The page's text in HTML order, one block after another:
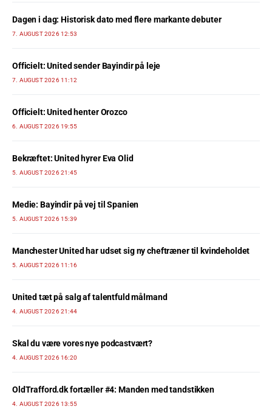
Dagen i dag: Historisk dato med flere markante debuter
7. AUGUST 2026 12:53
Officielt: United sender Bayindir på leje
7. AUGUST 2026 11:12
Officielt: United henter Orozco
6. AUGUST 2026 19:55
Bekræftet: United hyrer Eva Olid
5. AUGUST 2026 21:45
Medie: Bayindir på vej til Spanien
5. AUGUST 2026 15:39
Manchester United har udset sig ny cheftræner til kvindeholdet
5. AUGUST 2026 11:16
United tæt på salg af talentfuld målmand
4. AUGUST 2026 21:44
Skal du være vores nye podcastvært?
4. AUGUST 2026 16:20
OldTrafford.dk fortæller #4: Manden med tandstikken
4. AUGUST 2026 13:55